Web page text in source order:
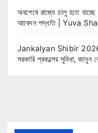
অবশেষে রাজ্যে চালু হতে
আবেদন পদ্ধতি | Yuva
Jankalyan Shibir 2026:
সরকারি প্রকল্পের সুবিধা,